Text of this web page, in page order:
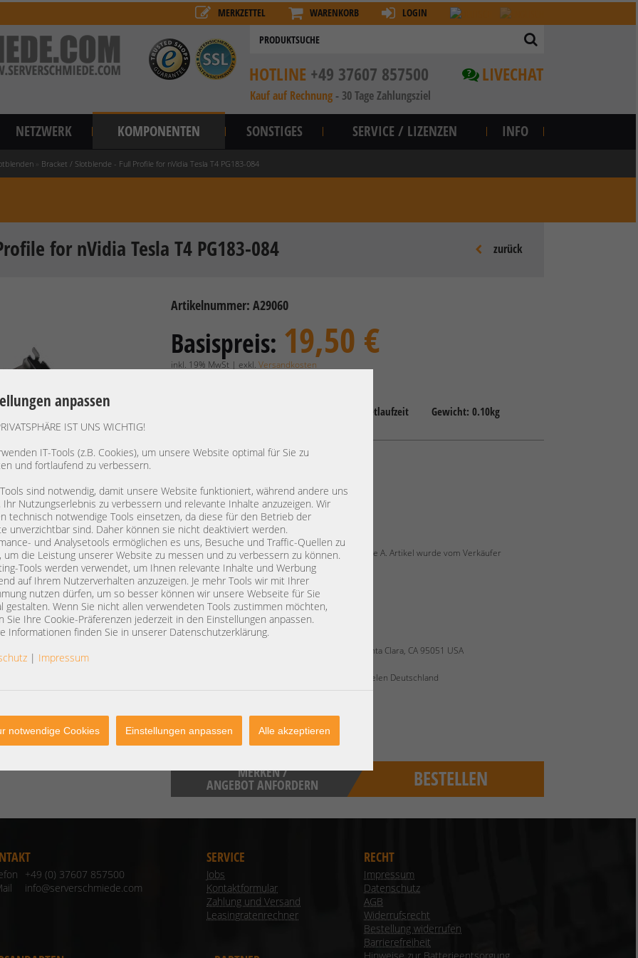
anpassen
IST UNS WICHTIG!
IT-Tools (z.B. Cookies), um unsere Website optimal für Sie zu
und fortlaufend zu verbessern.
sind notwendig, damit unsere Website funktioniert, während andere uns
Ihr Nutzungserlebnis zu verbessern und relevante Inhalte anzuzeigen. Wir
technisch notwendige Tools einsetzen, da diese für den Betrieb der
unverzichtbar sind. Daher können sie nicht deaktiviert werden.
und Analysetools ermöglichen es uns, Besuche und Traffic-Quellen zu
um die Leistung unserer Website zu messen und zu verbessern zu können.
Tools werden verwendet, um Ihnen relevante Inhalte und Werbung
auf Ihrem Nutzerverhalten anzuzeigen. Je mehr Tools wir mit Ihrer
nutzen dürfen, um so besser können wir unsere Webseite für Sie
gestalten. Wenn Sie nicht allen verwendeten Tools zustimmen möchten,
Sie Ihre Cookie-Präferenzen jederzeit in den Einstellungen anpassen.
Informationen finden Sie in unserer Datenschutzerklärung.
| Impressum
notwendige Cookies Einstellungen anpassen Alle akzeptieren
MERKZETTEL WARENKORB LOGIN
? LIVECHAT
HOTLINE +49 37607 857500
Kauf auf Rechnung - 30 Tage Zahlungsziel
NETZWERK KOMPONENTEN SONSTIGES SERVICE / LIZENZEN INFO
Bracket / Slotblende - Full Profile for nVidia Tesla T4 PG183-084
zurück
for nVidia Tesla T4 PG183-084
Artikelnummer: A29060
Basispreis: 19,50 €
inkl. 19% MwSt | exkl.Versandkosten
Lieferzeit: 1-2 Tage + Paketlaufzeit Gewicht: 0.10kg
Gerätetyp: Mounting Brackets
Modell: Full Profile
PN: PG183-084
Artikelzustand: refurbished / generalüberholt, Grade A. Artikel wurde vom Verkäufer
vollständig geprüft / instandgesetzt.
for nVidia Tesla T4
Herstellerinformationen:
info@nvidia.com
NVIDIA GmbH 2788 San Tomas Express Way Santa Clara, CA 95051 USA
NVIDIA GmbH Adenauer Str. 20/A4 52146 Würselen Deutschland
MERKEN /
ANGEBOT ANFORDERN BESTELLEN
+49 (0) 37607 857500
info@serverschmiede.com
SERVICE
Jobs
Kontaktformular
Zahlung und Versand
Leasingratenrechner
RECHT
Impressum
Datenschutz
AGB
Widerrufsrecht
Bestellung widerrufen
Barrierefreiheit